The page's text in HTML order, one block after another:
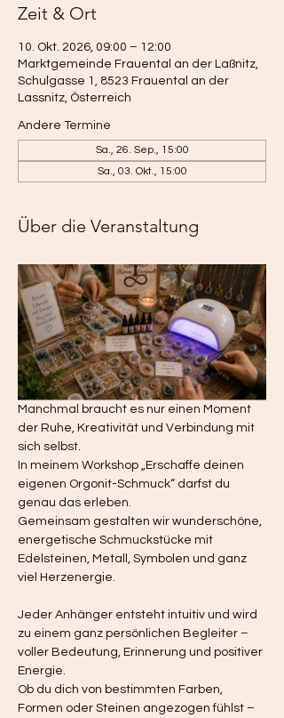
Zeit & Ort
10. Okt. 2026, 09:00 – 12:00
Marktgemeinde Frauental an der Laßnitz,
Schulgasse 1, 8523 Frauental an der
Lassnitz, Österreich
Andere Termine
Sa., 26. Sep., 15:00
Sa., 03. Okt., 15:00
Über die Veranstaltung
Manchmal braucht es nur einen Moment
der Ruhe, Kreativität und Verbindung mit
sich selbst.
In meinem Workshop „Erschaffe deinen
eigenen Orgonit-Schmuck“ darfst du
genau das erleben.
Gemeinsam gestalten wir wunderschöne,
energetische Schmuckstücke mit
Edelsteinen, Metall, Symbolen und ganz
viel Herzenergie.
Jeder Anhänger entsteht intuitiv und wird
zu einem ganz persönlichen Begleiter –
voller Bedeutung, Erinnerung und positiver
Energie.
Ob du dich von bestimmten Farben,
Formen oder Steinen angezogen fühlst –